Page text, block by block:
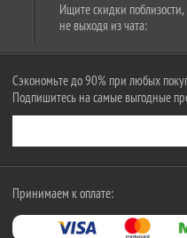
Ищите скидки поблизости,
не выходя из чата:
Сэкономьте до 90% при любых
Подпишитесь на самые выгодные
Принимаем к оплате: